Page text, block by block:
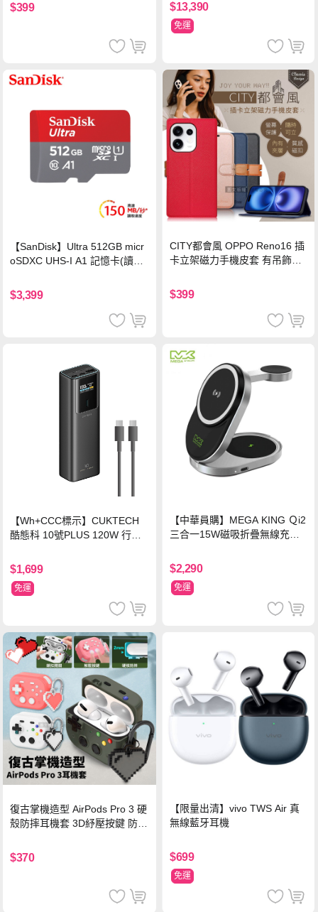
$399 $13,390
免運
【SanDisk】Ultra 512GB micr
oSDXC UHS-I A1 記憶卡(讀取
$3,399
CITY都會風 OPPO Reno16 插
卡立架磁力手機皮套 有吊飾孔
$399
【Wh+CCC標示】CUKTECH
酷態科 10號PLUS 120W 行動
色
$1,699
免運
【中華員購】MEGA KING Ｑi2
三合一15W磁吸折疊無線充電
$2,290
免運
復古掌機造型 AirPods Pro 3 硬
殼防摔耳機套 3D紓壓按鍵 防開
$370
【限量出清】vivo TWS Air 真
無線藍牙耳機
$699
免運